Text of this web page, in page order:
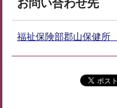
お問い合わせ先
福祉保険部郡山保健所